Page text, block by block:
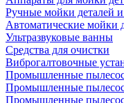
Ручные мойки деталей и
Автоматические мойки
Ультразвуковые ванны
Средства для очистки
Виброгалтовочные
Промышленные
Промышленные
Промышленные